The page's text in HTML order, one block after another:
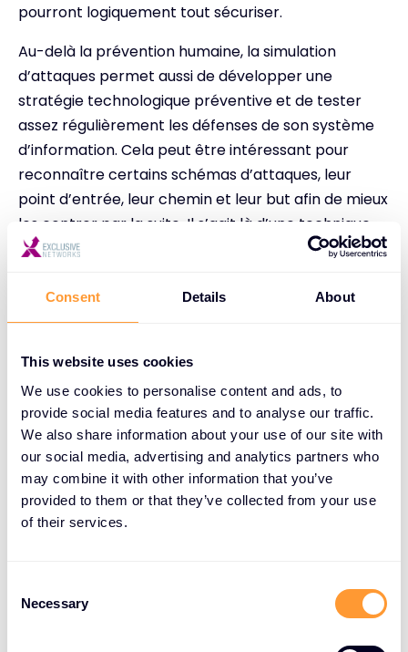
Consent Details About
This website uses cookies
We use cookies to personalise content and ads, to
provide social media features and to analyse our traffic.
We also share information about your use of our site with
our social media, advertising and analytics partners who
may combine it with other information that you’ve
provided to them or that they’ve collected from your use
of their services.
Necessary
pourront logiquement tout sécuriser.
Au-delà la prévention humaine, la simulation
d’attaques permet aussi de développer une
stratégie technologique préventive et de tester
assez régulièrement les défenses de son système
d’information. Cela peut être intéressant pour
reconnaître certains schémas d’attaques, leur
point d’entrée, leur chemin et leur but afin de mieux
les contrer par la suite. Il s’agit là d’une technique
prometteuse mais encore relativement limitée du
attaques, parfois indétectables.
De plus en plus plébiscitée, l’intelligence artificielle
appliquée à la cybersécurité ne cesse d’évoluer
pour s’adapter aux nouvelles typologies d’attaques.
Des efforts encore insuffisants pour rattraper le
retard accumulé sur les cyberattaquants qui
proactive et prédictive des risques pour élaborer
une sécurité non seulement solide mais également